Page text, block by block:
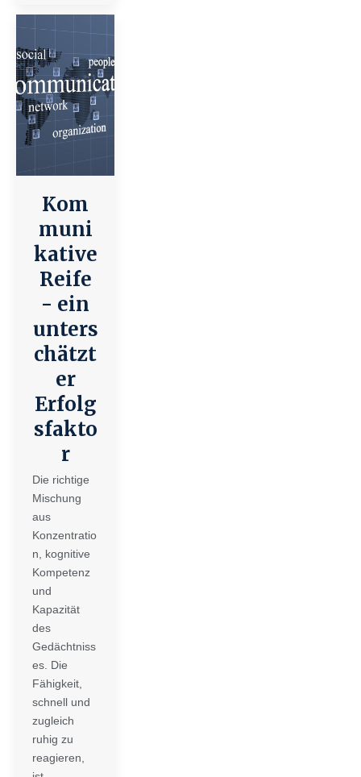
Kom
muni
kative
Reife
- ein
unters
chätzt
er
Erfolg
sfakto
r
Die richtige
Mischung
aus
Konzentratio
n, kognitive
Kompetenz
und
Kapazität
des
Gedächtniss
es. Die
Fähigkeit,
schnell und
zugleich
ruhig zu
reagieren,